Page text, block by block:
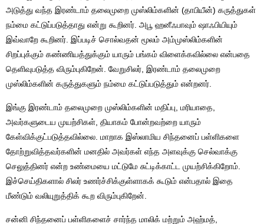
அடுத்து வந்த இரண்டாம் தலைமுறை முஸ்லிம்களின் (தாபியீன்) கருத்துகள்
நம்மை கட்டுப்படுத்தாது என்று கூறினர். அபூ ஹனீஃபாவும் ஷாஃபியியும்
இவ்வாறே கூறினர். இப்படிச் சொல்வதன் மூலம் அம்முஸ்லிம்களின்
சிறப்புக்கும் கண்ணியத்துக்கும் யாரும் பங்கம் விளைக்கவில்லை என்பதை
தெளிவுபடுத்த விரும்புகிறேன். வேறுசிலர், இரண்டாம் தலைமுறை
முஸ்லிம்களின் கருத்துகளும் நம்மை கட்டுப்படுத்தும் என்றனர்.
இங்கு இரண்டாம் தலைமுறை முஸ்லிம்களின் மதிப்பு, மரியாதை,
அவர்களுடைய முயற்சிகள், தியாகம் போன்றவற்றை யாரும்
கேள்விக்குட்படுத்தவில்லை. மாறாக இஸ்லாமிய சிந்தனைப் பள்ளிகளை
தோற்றுவித்தவர்களின் மனதில் அவர்கள் எந்த அளவுக்கு செல்வாக்கு
செலுத்தினர் என்ற உண்மையை மட்டுமே சுட்டிக்காட்ட முயற்சிக்கிறோம்.
இச்செய்திகளால் சிலர் உணர்ச்சிக்குள்ளாகக் கூடும் என்பதால் இதை
மீண்டும் வலியுறுத்திக் கூற விரும்புகிறேன்.
சன்னி சிந்தனைப் பள்ளிகளைச் சார்ந்த மாலிக் மற்றும் அஹ்மத்,